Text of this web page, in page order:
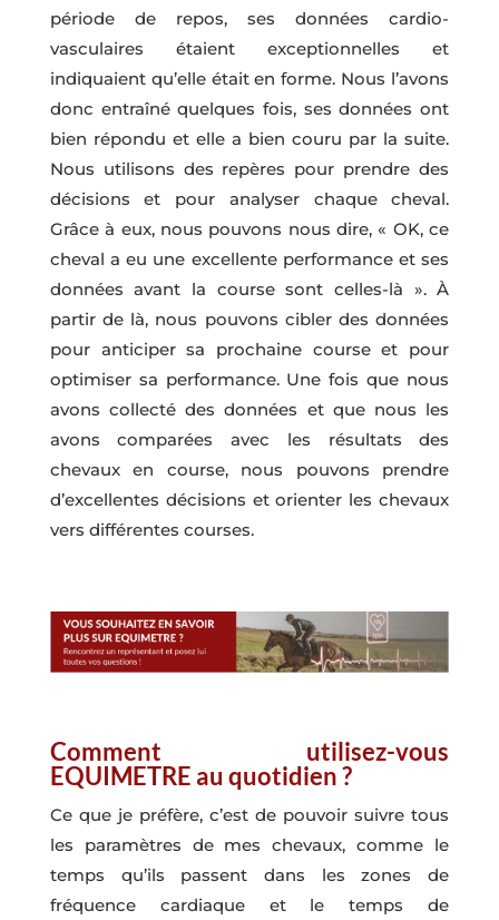
période de repos, ses données cardio-
vasculaires étaient exceptionnelles et
indiquaient qu’elle était en forme. Nous l’avons
donc entraîné quelques fois, ses données ont
bien répondu et elle a bien couru par la suite.
Nous utilisons des repères pour prendre des
décisions et pour analyser chaque cheval.
Grâce à eux, nous pouvons nous dire, « OK, ce
cheval a eu une excellente performance et ses
données avant la course sont celles-là ». À
partir de là, nous pouvons cibler des données
pour anticiper sa prochaine course et pour
optimiser sa performance. Une fois que nous
avons collecté des données et que nous les
avons comparées avec les résultats des
chevaux en course, nous pouvons prendre
d’excellentes décisions et orienter les chevaux
vers différentes courses.
Comment utilisez-vous
EQUIMETRE au quotidien ?
Ce que je préfère, c’est de pouvoir suivre tous
les paramètres de mes chevaux, comme le
temps qu’ils passent dans les zones de
fréquence cardiaque et le temps de